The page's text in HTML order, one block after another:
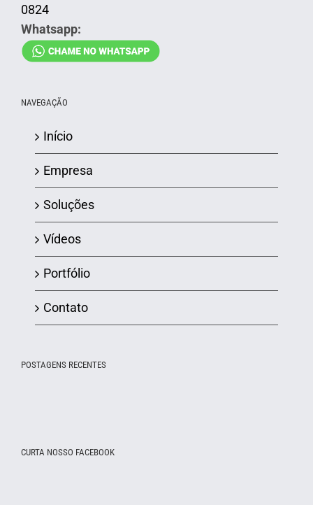
0824
Whatsapp:
NAVEGAÇÃO
Início
Empresa
Soluções
Vídeos
Portfólio
Contato
POSTAGENS RECENTES
CURTA NOSSO FACEBOOK